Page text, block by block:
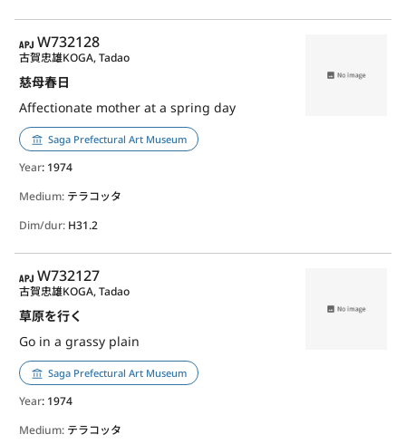
APJ
W732128
慈母春日
Affectionate mother at a spring day
古賀忠雄KOGA, Tadao
Saga Prefectural Art Museum
Year: 1974
Medium: テラコッタ
Dim/dur: H31.2
APJ
W732127
草原を行く
Go in a grassy plain
古賀忠雄KOGA, Tadao
Saga Prefectural Art Museum
Year: 1974
Medium: テラコッタ